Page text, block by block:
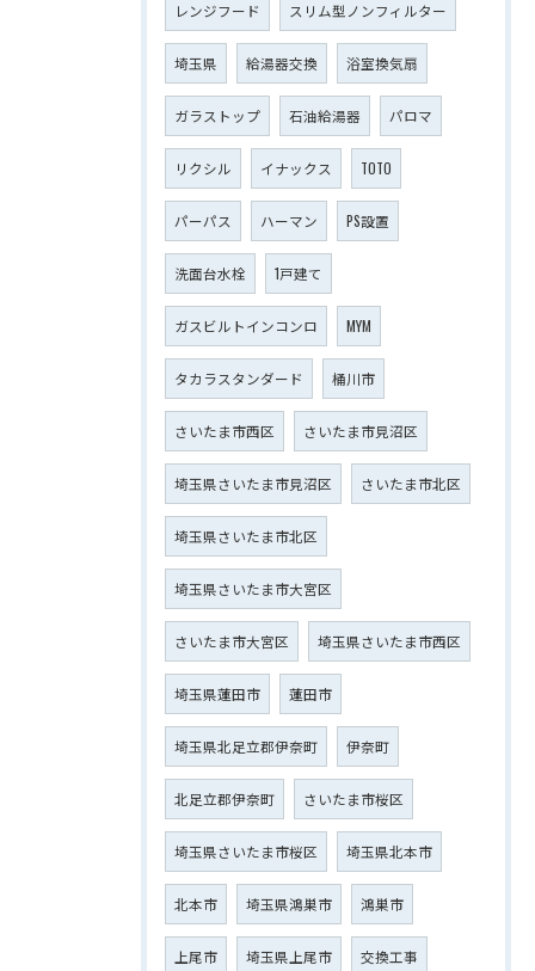
レンジフード スリム型ノンフィルター
埼玉県 給湯器交換 浴室換気扇
ガラストップ 石油給湯器 パロマ
リクシル イナックス TOTO
パーパス ハーマン PS設置
洗面台水栓 1戸建て
ガスビルトインコンロ MYM
タカラスタンダード 桶川市
さいたま市西区 さいたま市見沼区
埼玉県さいたま市見沼区 さいたま市北区
埼玉県さいたま市北区
埼玉県さいたま市大宮区
さいたま市大宮区 埼玉県さいたま市西区
埼玉県蓮田市 蓮田市
埼玉県北足立郡伊奈町 伊奈町
北足立郡伊奈町 さいたま市桜区
埼玉県さいたま市桜区 埼玉県北本市
北本市 埼玉県鴻巣市 鴻巣市
上尾市 埼玉県上尾市 交換工事